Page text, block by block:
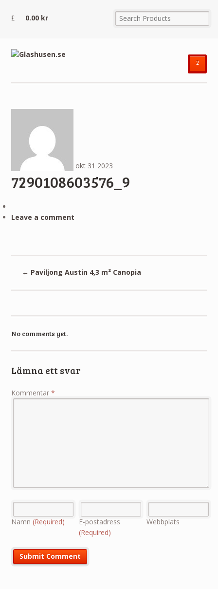
0.00 kr
²
okt 31 2023
7290108603576_9
Leave a comment
← Paviljong Austin 4,3 m² Canopia
No comments yet.
Lämna ett svar
Kommentar *
Namn (Required)
E-postadress
(Required)
Webbplats